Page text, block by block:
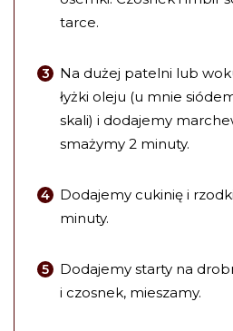
tarce.
Na dużej patelni lub
łyżki oleju (u mnie
skali) i dodajemy
smażymy 2 minuty.
Dodajemy cukinię i
minuty.
Dodajemy starty na
i czosnek, mieszamy.